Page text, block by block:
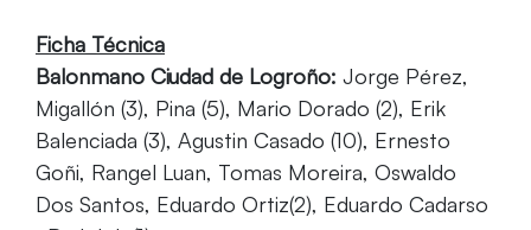
Ficha Técnica
Balonmano Ciudad de Logroño: Jorge Pérez,
Migallón (3), Pina (5), Mario Dorado (2), Erik
Balenciada (3), Agustin Casado (10), Ernesto
Goñi, Rangel Luan, Tomas Moreira, Oswaldo
Dos Santos, Eduardo Ortiz(2), Eduardo Cadarso